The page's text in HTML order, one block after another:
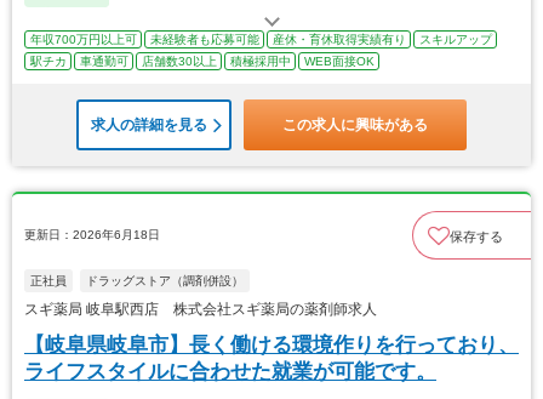
年収700万円以上可 未経験者も応募可能 産休・育休取得実績有り
スキルアップ
駅チカ
車通勤可 店舗数30以上 積極採用中 WEB面接OK
求人の詳細を見る この求人に興味がある
更新日：2026年6月18日 保存する
正社員 ドラッグストア（調剤併設）
スギ薬局 岐阜駅西店 株式会社スギ薬局の薬剤師求人
【岐阜県岐阜市】長く働ける環境作りを行っており、
ライフスタイルに合わせた就業が可能です。